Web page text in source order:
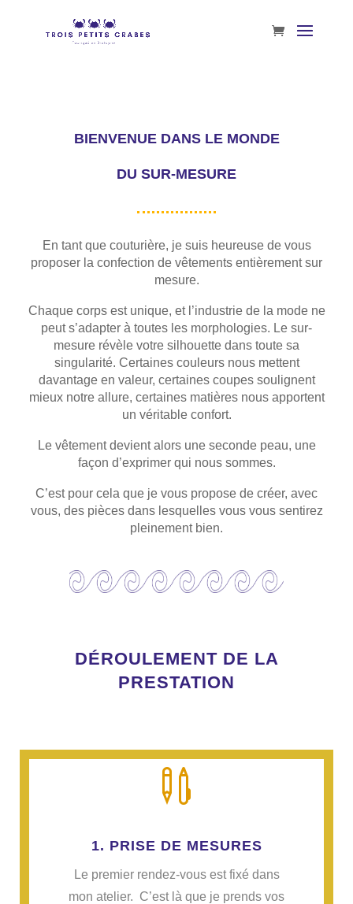
BIENVENUE DANS LE MONDE
DU SUR-MESURE
En tant que couturière, je suis heureuse de vous
proposer la confection de vêtements entièrement sur
mesure.
Chaque corps est unique, et l’industrie de la mode ne
peut s’adapter à toutes les morphologies. Le sur-
mesure révèle votre silhouette dans toute sa
singularité. Certaines couleurs nous mettent
davantage en valeur, certaines coupes soulignent
mieux notre allure, certaines matières nous apportent
un véritable confort.
Le vêtement devient alors une seconde peau, une
façon d’exprimer qui nous sommes.
C’est pour cela que je vous propose de créer, avec
vous, des pièces dans lesquelles vous vous sentirez
pleinement bien.
DÉROULEMENT DE LA
PRESTATION

1. PRISE DE MESURES
Le premier rendez-vous est fixé dans
mon atelier. C’est là que je prends vos